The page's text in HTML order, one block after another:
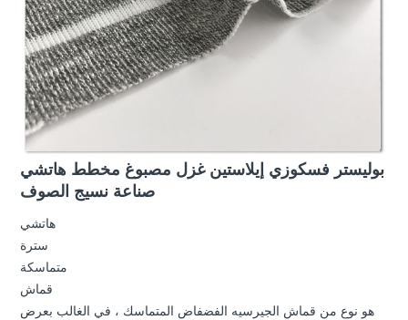
بوليستر فسكوزي إيلاستين غزل مصبوغ مخطط هاتشي
صناعة نسيج الصوف
هاتشي
سترة
متماسكة
قماش
هو نوع من قماش الجيرسيه الفضفاض المتماسك ، في الغالب بعرض